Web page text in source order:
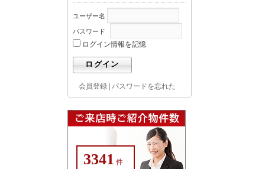
ユーザー名
パスワード
ログイン情報を記憶
会員登録 パスワードを忘れた
3341 件